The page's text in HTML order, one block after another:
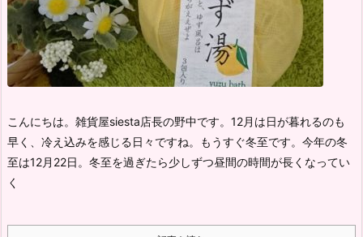
こんにちは。雑貨屋siesta店長の野中です。 12月は日が暮れるのも
早く、冷え込みを感じる日々ですね。
もうすぐ冬至です。今年の冬
至は12月22日。 冬至を過ぎたら少しずつ昼間の時間が長くなってい
く